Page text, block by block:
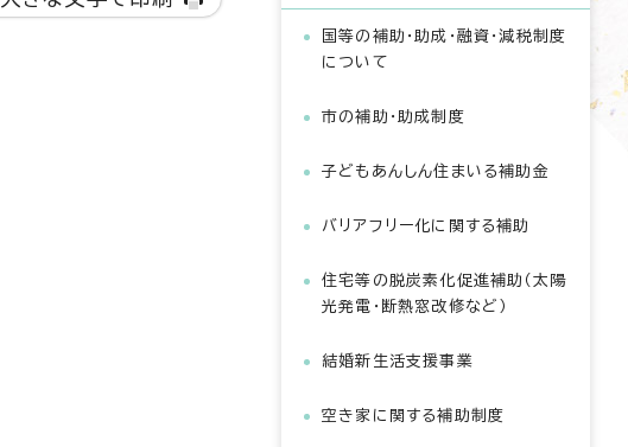
国等の補助・助成・融資・減税制度
について
市の補助・助成制度
子どもあんしん住まいる補助金
バリアフリー化に関する補助
住宅等の脱炭素化促進補助（太陽
光発電・断熱窓改修など）
結婚新生活支援事業
空き家に関する補助制度